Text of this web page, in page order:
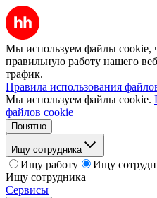
Мы используем файлы cookie,
правильную работу нашего
трафик.
Правила использования
Мы используем файлы cookie.
файлов cookie
Понятно
Ищу сотрудника
Ищу работу
Ищу
Ищу сотрудника
Сервисы